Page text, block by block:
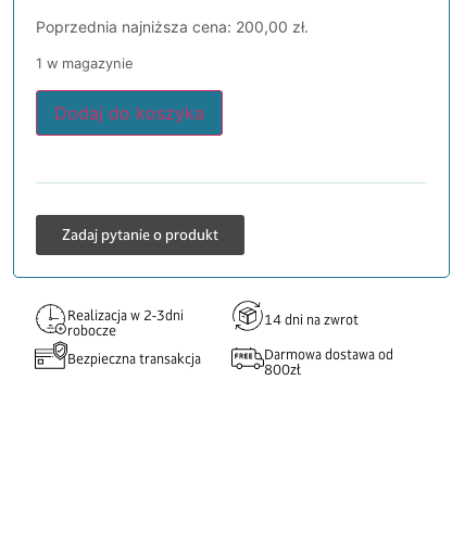
Poprzednia najniższa cena: 200,00 zł.
1 w magazynie
Dodaj do koszyka
Zadaj pytanie o produkt
Realizacja w 2-3dni
robocze
14 dni na zwrot
Bezpieczna transakcja
Darmowa dostawa od
800zł